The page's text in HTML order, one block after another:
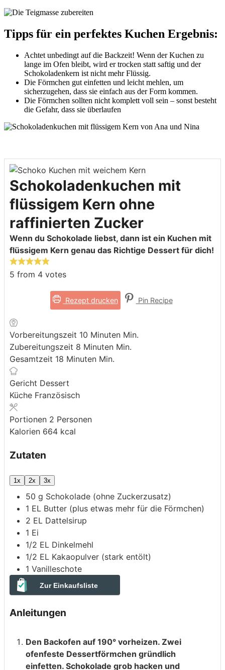
Tipps für ein perfektes Kuchen Ergebnis:
Achtet unbedingt auf die Backzeit! Wenn der Kuchen zu
lange im Ofen bleibt, wird er trocken statt saftig und der
Schokoladenkern ist nicht mehr Flüssig.
Die Förmchen gut einfetten und leicht mehlen, um
sicherzugehen, dass sie einfach aus der Form kommen.
Die Förmchen sollten nicht komplett voll sein – sonst besteht
die Gefahr, dass sie überlaufen
Schokoladenkuchen mit
flüssigem Kern ohne
raffinierten Zucker
Wenn du Schokolade liebst, dann ist ein Kuchen mit
flüssigem Kern genau das Richtige Dessert für dich!
5 from 4 votes
Rezept drucken Pin Recipe
Vorbereitungszeit 10 Minuten Min.
Zubereitungszeit 8 Minuten Min.
Gesamtzeit 18 Minuten Min.
Gericht Dessert
Küche Französisch
Portionen 2 Personen
Kalorien 664 kcal
Zutaten
1x 2x 3x
50 g Schokolade (ohne Zuckerzusatz)
1 EL Butter (plus etwas mehr für die Förmchen)
2 EL Dattelsirup
1 Ei
1/2 EL Dinkelmehl
1/2 EL Kakaopulver (stark entölt)
1 Vanilleschote
Zur Einkaufsliste
Anleitungen
Den Backofen auf 190° vorheizen. Zwei
ofenfeste Dessertförmchen gründlich
einfetten. Schokolade grob hacken und